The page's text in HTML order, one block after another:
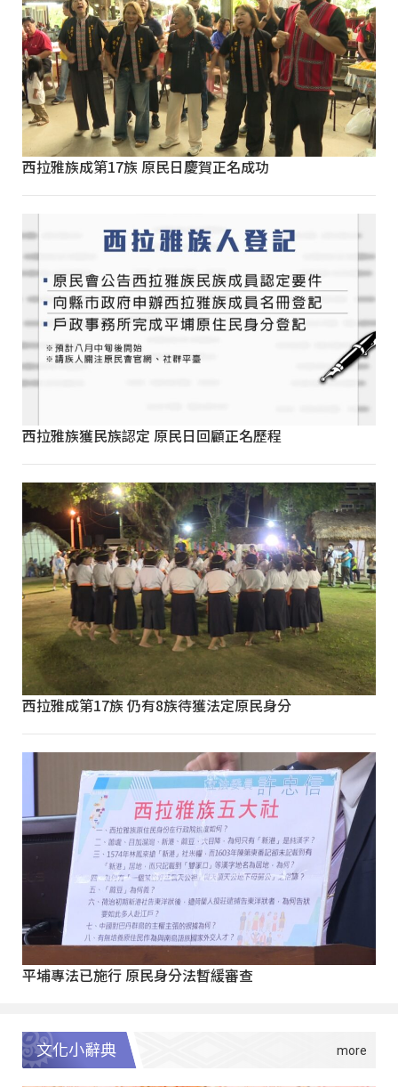
西拉雅族成第17族 原民日慶賀正名成功
西拉雅族獲民族認定 原民日回顧正名歷程
西拉雅成第17族 仍有8族待獲法定原民身分
平埔專法已施行 原民身分法暫緩審查
文化小辭典